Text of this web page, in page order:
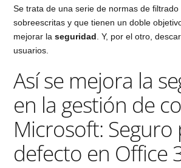
Se trata de una serie de normas de
sobreescritas y que tienen un doble
mejorar laseguridad . Y, por el otro,
usuarios.
Así se mejora la
en la gestión de
Microsoft: Seguro
defecto en Office